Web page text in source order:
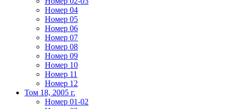
Номер 04
Номер 05
Номер 06
Номер 07
Номер 08
Номер 09
Номер 10
Номер 11
Номер 12
Том 18, 2005 г.
Номер 01-02